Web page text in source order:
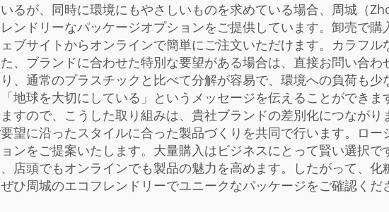
るが、同時に環境にもやさしいものを求めている場合、周城（
ンドリーなパッケージオプションをご提供しています。卸売で購
ブサイトからオンラインで簡単にご注文いただけます。カラフ
、ブランドに合わせた特別な要望がある場合は、直接お問い合
、通常のプラスチックと比べて分解が容易で、環境への負荷も
地球を大切にしている」というメッセージを伝えることができ
すので、こうした取り組みは、貴社ブランドの差別化につなが
望に沿ったスタイルに合った製品づくりを共同で行います。ロー
ンをご提案いたします。大量購入はビジネスにとって賢い選択
店頭でもオンラインでも製品の魅力を高めます。したがって、
ひ周城のエコフレンドリーでユニークなパッケージをご確認くだ